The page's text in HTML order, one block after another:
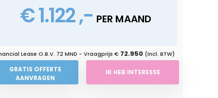
€ 1.122 ,- PER MAAND
Lease O.B.V. 72 MND - Vraagprijs € 72.950 (Incl. BTW)
GRATIS OFFERTE
AANVRAGEN
IK HEB INTERESSE